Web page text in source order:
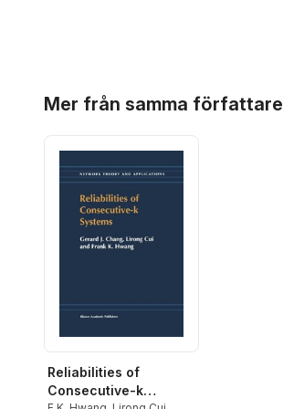
Mer från samma författare
Reliabilities of
Consecutive-k